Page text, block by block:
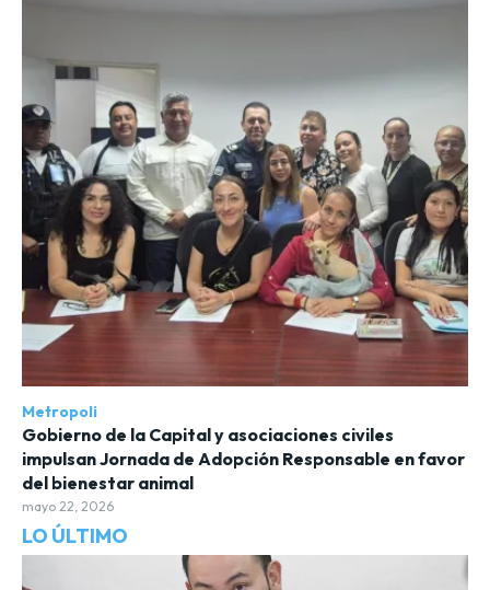
LO ÚLTIMO
Metropoli
Gobierno de la Capital y asociaciones civiles
impulsan Jornada de Adopción Responsable en favor
del bienestar animal
mayo 22, 2026